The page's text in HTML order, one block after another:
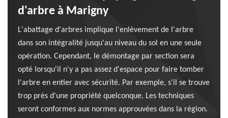
d'arbre à Marigny
L'abattage d'arbres implique l'enlèvement de l'arbre
dans son intégralité jusqu'au niveau du sol en une seule
opération. Cependant, le démontage par section sera
opté lorsqu'il n'y a pas assez d'espace pour faire tomber
l'arbre en entier avec sécurité. Par exemple, s'il se trouve
trop près d'une propriété quelconque. Les techniques
seront conformes aux normes approuvées dans la région.